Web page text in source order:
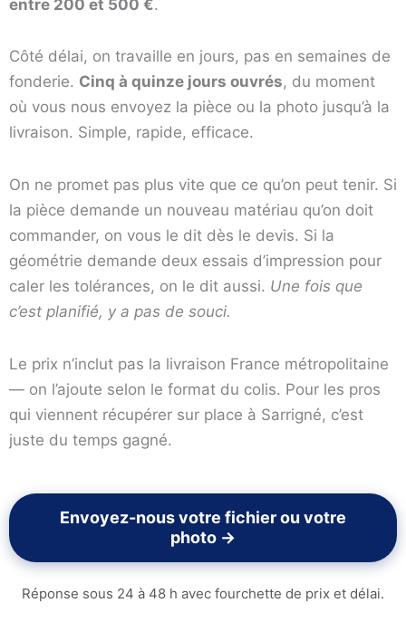
entre 200 et 500 €.
Côté délai, on travaille en jours, pas en semaines de
fonderie. Cinq à quinze jours ouvrés, du moment
où vous nous envoyez la pièce ou la photo jusqu’à la
livraison. Simple, rapide, efficace.
On ne promet pas plus vite que ce qu’on peut tenir. Si
la pièce demande un nouveau matériau qu’on doit
commander, on vous le dit dès le devis. Si la
géométrie demande deux essais d’impression pour
caler les tolérances, on le dit aussi. Une fois que
c’est planifié, y a pas de souci.
Le prix n’inclut pas la livraison France métropolitaine
— on l’ajoute selon le format du colis. Pour les pros
qui viennent récupérer sur place à Sarrigné, c’est
juste du temps gagné.
Envoyez-nous votre fichier ou votre
photo →
Réponse sous 24 à 48 h avec fourchette de prix et délai.